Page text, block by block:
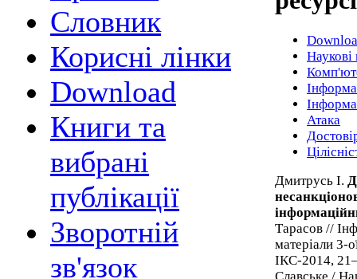
Cловник
Корисні лінки
Download
Книги та
вибрані
публікації
Зворотній
зв'язок
Наукові
Атака
Дмитрусь І.
Тарасов //
матеріали 3-
ІКС-2014,